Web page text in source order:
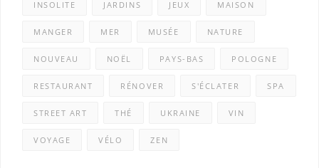
INSOLITE JARDINS JEUX MAISON
MANGER MER MUSÉE NATURE
NOUVEAU NOËL PAYS-BAS POLOGNE
RESTAURANT RÉNOVER S'ÉCLATER SPA
STREET ART THÉ UKRAINE VIN
VOYAGE VÉLO ZEN